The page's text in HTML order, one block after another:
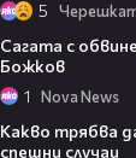
5
Сагата с
Божков
1 Nova News
Какво трябва
спешни случаи